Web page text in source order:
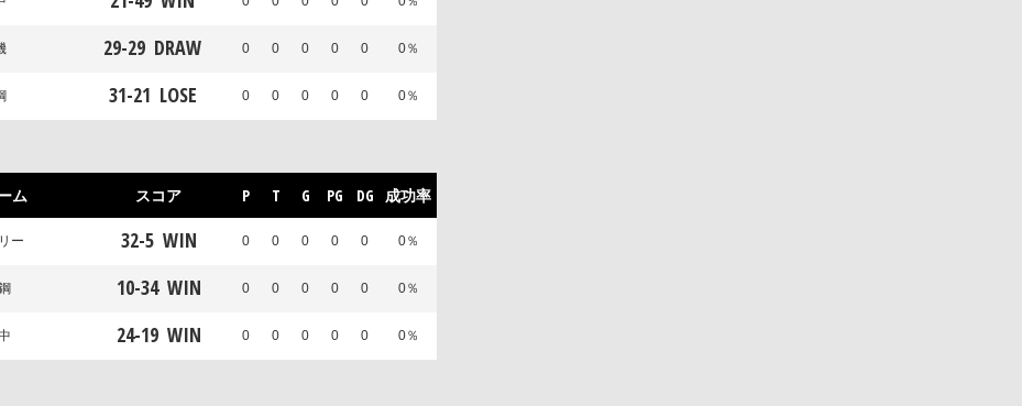
29-29 DRAW 0 0 0 0 0 0％
31-21 LOSE 0 0 0 0 0 0％
ム スコア P T G PG DG 成功率
ー 32-5 WIN 0 0 0 0 0 0％
10-34 WIN 0 0 0 0 0 0％
24-19 WIN 0 0 0 0 0 0％